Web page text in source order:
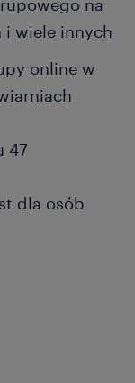
na
i wiele innych
online w
47
dla osób